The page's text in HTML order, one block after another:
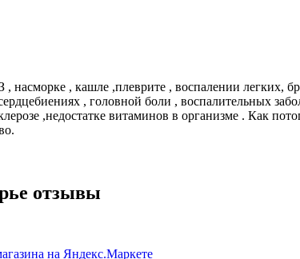
насморке , кашле ,плеврите , воспалении легких,
, головной боли , воспалительных
,недостатке витаминов в организме . Как
отзывы